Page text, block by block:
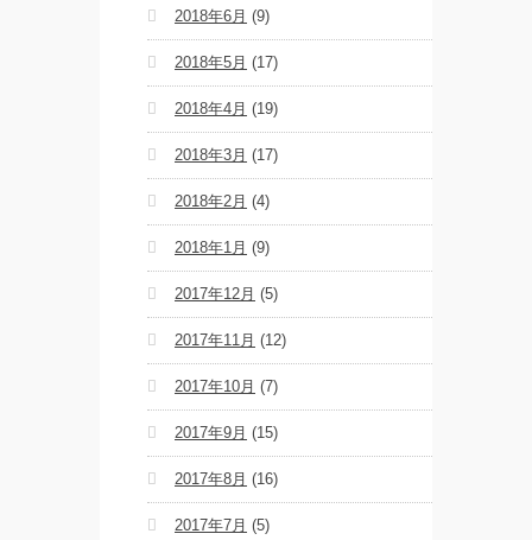
2018年6月 (9)
2018年5月 (17)
2018年4月 (19)
2018年3月 (17)
2018年2月 (4)
2018年1月 (9)
2017年12月 (5)
2017年11月 (12)
2017年10月 (7)
2017年9月 (15)
2017年8月 (16)
2017年7月 (5)